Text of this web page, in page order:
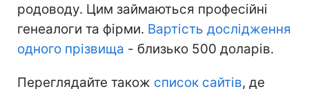
родоводу. Цим займаються професійні
генеалоги та фірми. Вартість дослідження
одного прізвища - близько 500 доларів.
Переглядайте також список сайтів, де